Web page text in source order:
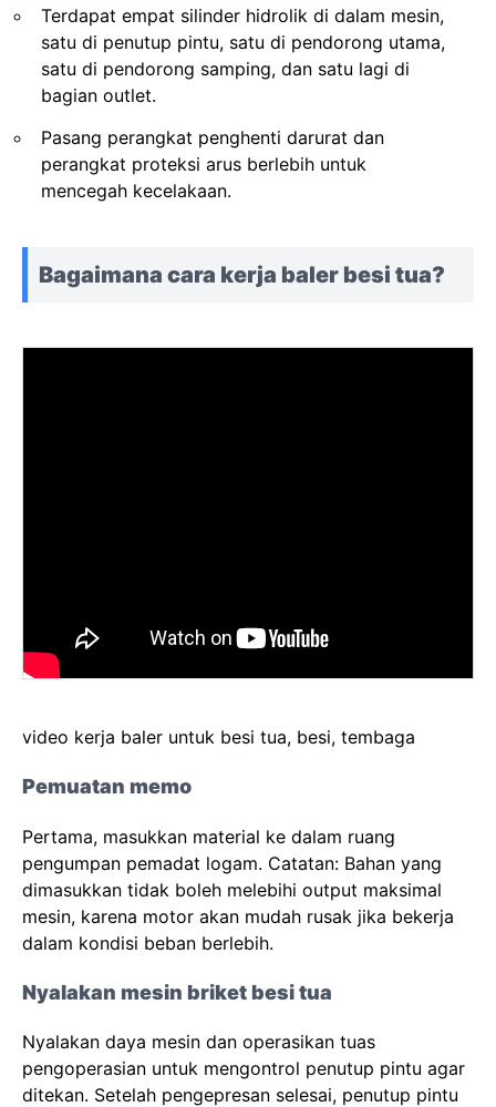
Terdapat empat silinder hidrolik di dalam mesin,
satu di penutup pintu, satu di pendorong utama,
satu di pendorong samping, dan satu lagi di
bagian outlet.
Pasang perangkat penghenti darurat dan
perangkat proteksi arus berlebih untuk
mencegah kecelakaan.
Bagaimana cara kerja baler besi tua?
video kerja baler untuk besi tua, besi, tembaga
Pemuatan memo
Pertama, masukkan material ke dalam ruang
pengumpan pemadat logam. Catatan: Bahan yang
dimasukkan tidak boleh melebihi output maksimal
mesin, karena motor akan mudah rusak jika bekerja
dalam kondisi beban berlebih.
Nyalakan mesin briket besi tua
Nyalakan daya mesin dan operasikan tuas
pengoperasian untuk mengontrol penutup pintu agar
ditekan. Setelah pengepresan selesai, penutup pintu